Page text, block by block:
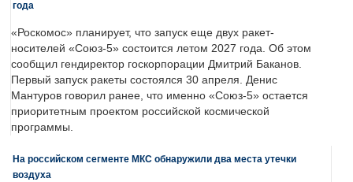
года
«Роскомос» планирует, что запуск еще двух ракет-
носителей «Союз-5» состоится летом 2027 года. Об этом
сообщил гендиректор госкорпорации Дмитрий Баканов.
Первый запуск ракеты состоялся 30 апреля. Денис
Мантуров говорил ранее, что именно «Союз-5» остается
приоритетным проектом российской космической
программы.
На российском сегменте МКС обнаружили два места утечки
воздуха